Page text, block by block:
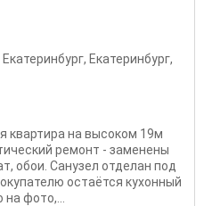
, Екатеринбург,
квартира на высоком 19м
ремонт - заменены
обои. Санузел отделан под
остаётся кухонный
фото,...